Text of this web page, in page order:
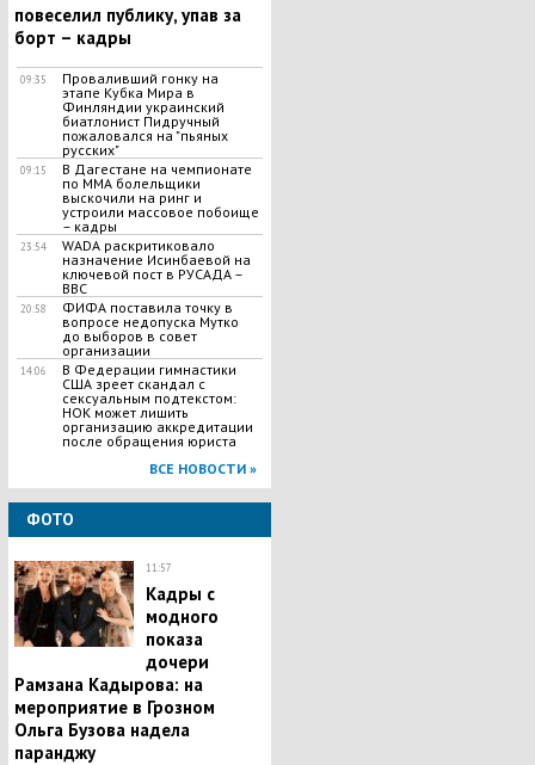
повеселил публику, упав за
борт – кадры
09:35
Проваливший гонку на
этапе Кубка Мира в
Финляндии украинский
биатлонист Пидручный
пожаловался на "пьяных
русских"
09:15
В Дагестане на чемпионате
по ММА болельщики
выскочили на ринг и
устроили массовое побоище
– кадры
23:54
WADA раскритиковало
назначение Исинбаевой на
ключевой пост в РУСАДА –
BBC
20:58
ФИФА поставила точку в
вопросе недопуска Мутко
до выборов в совет
организации
14:06
В Федерации гимнастики
США зреет скандал с
сексуальным подтекстом:
НОК может лишить
организацию аккредитации
после обращения юриста
ВСЕ НОВОСТИ »
ФОТО
11:57
Кадры с
модного
показа
дочери
Рамзана Кадырова: на
мероприятие в Грозном
Ольга Бузова надела
паранджу